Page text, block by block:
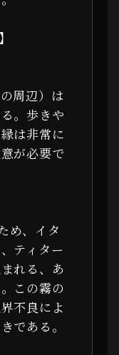
周辺）は
。歩きや
は非常に
が必要で
め、イタ
ティター
れる、あ
この霧の
不良によ
である。